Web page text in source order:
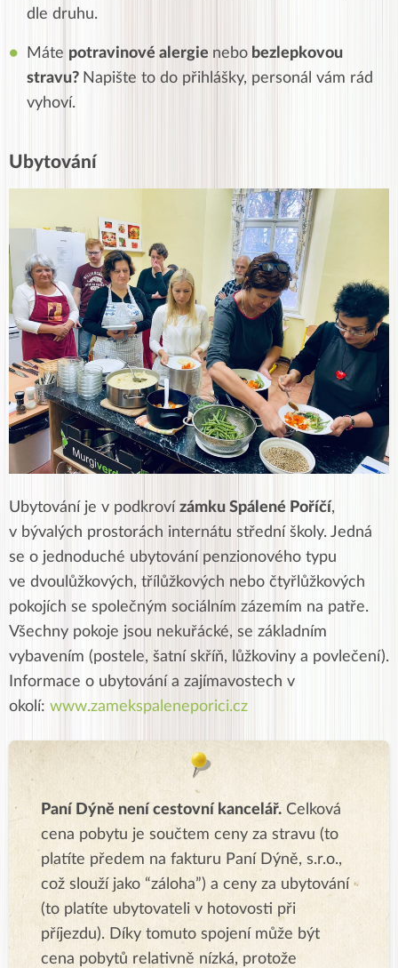
dle druhu.
Máte potravinové alergie nebo bezlepkovou
stravu? Napište to do přihlášky, personál vám rád
vyhoví.
Ubytování
Ubytování je v podkroví zámku Spálené Poříčí,
v bývalých prostorách internátu střední školy. Jedná
se o jednoduché ubytování penzionového typu
ve dvoulůžkových, třílůžkových nebo čtyřlůžkových
pokojích se společným sociálním zázemím na patře.
Všechny pokoje jsou nekuřácké, se základním
vybavením (postele, šatní skříň, lůžkoviny a povlečení).
Informace o ubytování a zajímavostech v
okolí: www.zamekspaleneporici.cz
Paní Dýně není cestovní kancelář. Celková
cena pobytu je součtem ceny za stravu (to
platíte předem na fakturu Paní Dýně, s.r.o.,
což slouží jako “záloha”) a ceny za ubytování
(to platíte ubytovateli v hotovosti při
příjezdu). Díky tomuto spojení může být
cena pobytů relativně nízká, protože